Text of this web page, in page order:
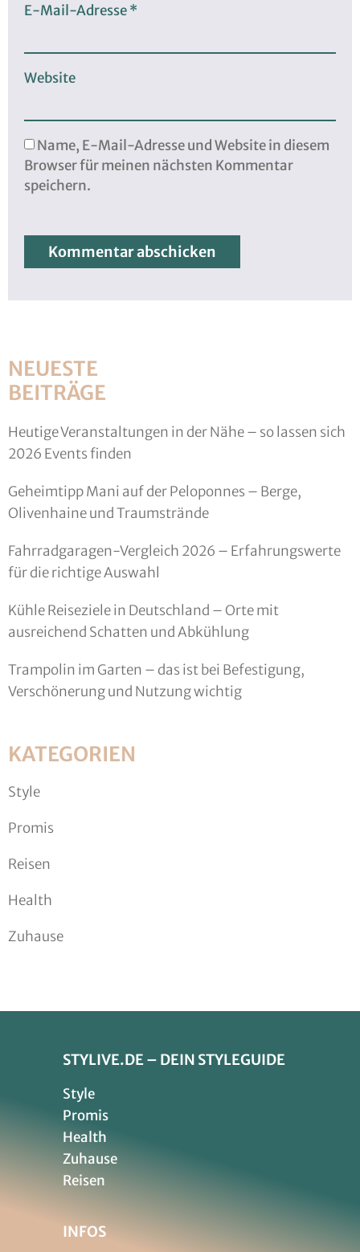
E-Mail-Adresse*
Website
Name, E-Mail-Adresse und Website in diesem
Browser für meinen nächsten Kommentar
speichern.
NEUESTE
BEITRÄGE
Heutige Veranstaltungen in der Nähe – so lassen sich
2026 Events finden
Geheimtipp Mani auf der Peloponnes – Berge,
Olivenhaine und Traumstrände
Fahrradgaragen-Vergleich 2026 – Erfahrungswerte
für die richtige Auswahl
Kühle Reiseziele in Deutschland – Orte mit
ausreichend Schatten und Abkühlung
Trampolin im Garten – das ist bei Befestigung,
Verschönerung und Nutzung wichtig
KATEGORIEN
Style
Promis
Reisen
Health
Zuhause
STYLIVE.DE – DEIN STYLEGUIDE
Style
Promis
Health
Zuhause
Reisen
INFOS